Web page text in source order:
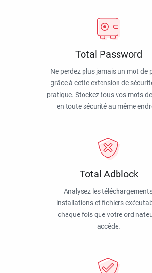
Total Password
Ne perdez plus jamais un mot de
grâce à cette extension de
pratique. Stockez tous vos mots
en toute sécurité au même
Total Adblock
Analysez les
installations et fichiers
chaque fois que votre
accède.